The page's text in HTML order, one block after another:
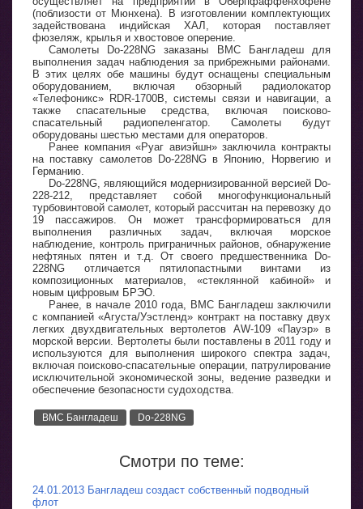
(поблизости от Мюнхена). В изготовлении комплектующих
задействована индийская ХАЛ, которая поставляет
фюзеляж, крылья и хвостовое оперение.
Самолеты Do-228NG заказаны ВМС Бангладеш для
выполнения задач наблюдения за прибрежными районами.
В этих целях обе машины будут оснащены специальным
оборудованием, включая обзорный радиолокатор
«Телефоникс» RDR-1700B, системы связи и навигации, а
также спасательные средства, включая поисково-
спасательный радиопеленгатор. Самолеты будут
оборудованы шестью местами для операторов.
Ранее компания «Руаг авиэйшн» заключила контракты
на поставку самолетов Do-228NG в Японию, Норвегию и
Германию.
Do-228NG, являющийся модернизированной версией Do-
228-212, представляет собой многофункциональный
турбовинтовой самолет, который рассчитан на перевозку до
19 пассажиров. Он может трансформироваться для
выполнения различных задач, включая морское
наблюдение, контроль приграничных районов, обнаружение
нефтяных пятен и т.д. От своего предшественника Do-
228NG отличается пятилопастными винтами из
композиционных материалов, «стеклянной кабиной» и
новым цифровым БРЭО.
Ранее, в начале 2010 года, ВМС Бангладеш заключили
с компанией «Агуста/Уэстленд» контракт на поставку двух
легких двухдвигательных вертолетов AW-109 «Пауэр» в
морской версии. Вертолеты были поставлены в 2011 году и
используются для выполнения широкого спектра задач,
включая поисково-спасательные операции, патрулирование
исключительной экономической зоны, ведение разведки и
обеспечение безопасности судоходства.
ВМС Бангладеш Do-228NG
Смотри по теме:
24.01.2013 Бангладеш создаст собственный подводный
флот